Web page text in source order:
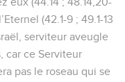
(42.1-9 ; 49.1-13
serviteur aveugle
car ce Serviteur
pas le roseau qui se